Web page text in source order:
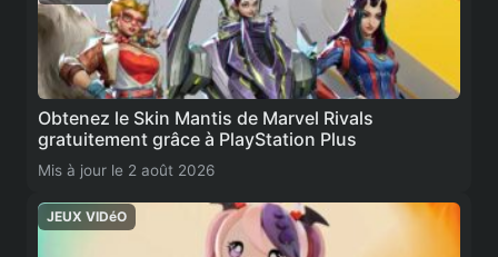
Obtenez le Skin Mantis de Marvel Rivals
gratuitement grâce à PlayStation Plus
Mis à jour le 2 août 2026
JEUX VIDéO